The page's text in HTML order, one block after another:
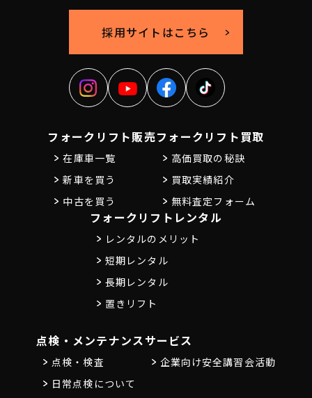
採用サイトはこちら
フォークリフト販売
在庫車一覧
新車を買う
中古を買う
フォークリフト買取
高価買取の秘訣
買取実績紹介
無料査定フォーム
フォークリフトレンタル
レンタルのメリット
短期レンタル
長期レンタル
置きリフト
点検・メンテナンス
点検・検査
日常点検について
サービス
企業向け安全講習会活動